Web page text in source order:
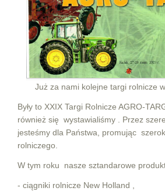
Już za nami kolejne targi rolnicze
Były to XXIX Targi Rolnicze AGRO-
również się wystawialiśmy . Przez
jesteśmy dla Państwa, promując
rolniczego.
W tym roku nasze sztandarowe
- ciągniki rolnicze New Holland ,